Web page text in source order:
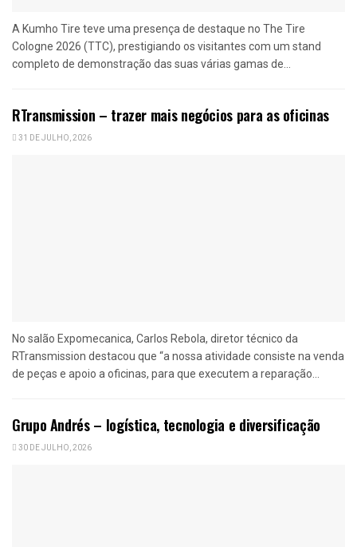
A Kumho Tire teve uma presença de destaque no The Tire
Cologne 2026 (TTC), prestigiando os visitantes com um stand
completo de demonstração das suas várias gamas de...
RTransmission – trazer mais negócios para as oficinas
31 DE JULHO, 2026
No salão Expomecanica, Carlos Rebola, diretor técnico da
RTransmission destacou que “a nossa atividade consiste na venda
de peças e apoio a oficinas, para que executem a reparação...
Grupo Andrés – logística, tecnologia e diversificação
30 DE JULHO, 2026